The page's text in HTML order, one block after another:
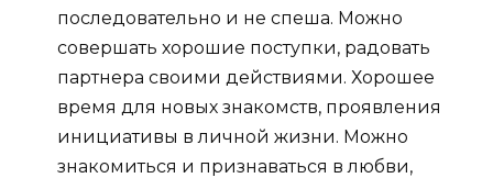
последовательно и не спеша. Можно
совершать хорошие поступки, радовать
партнера своими действиями. Хорошее
время для новых знакомств, проявления
инициативы в личной жизни. Можно
знакомиться и признаваться в любви,